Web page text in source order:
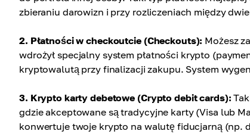
zbieraniu darowizn i przy rozliczeniach między
2. Płatności w checkoutcie (Checkouts): Możesz
wdrożył specjalny system płatności krypto
kryptowalutą przy finalizacji zakupu. System
3. Krypto karty debetowe (Crypto debit cards):
gdzie akceptowane są tradycyjne karty (Visa lub
konwertuje twoje krypto na walutę fiducjarną (np.